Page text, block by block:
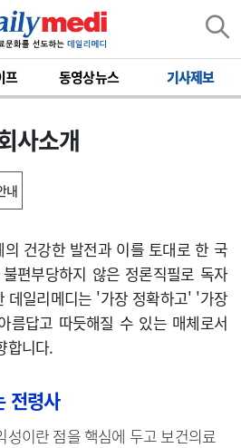
프 동영상뉴스 기사제보
사소개
내
의 건강한 발전과 이를 토대로 한 국
편부당하지 않은 정론직필로 독자
데일리메디는 '가장 정확하고' '가장
름답고 따듯해질 수 있는 매체로서
합니다.
전령사
성이란 점을 핵심에 두고 보건의료